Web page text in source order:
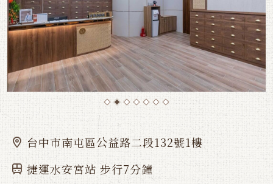
台中市南屯區公益路二段132號1樓
捷運水安宮站 步行7分鐘